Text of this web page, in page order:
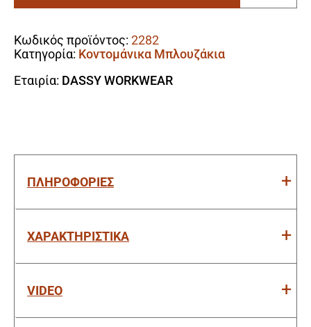
ποσότητα
Κωδικός προϊόντος: 2282
Κατηγορία: Κοντομάνικα Μπλουζάκια
Εταιρία: DASSY WORKWEAR
ΠΛΗΡΟΦΟΡΙΕΣ
ΧΑΡΑΚΤΗΡΙΣΤΙΚΑ
VIDEO